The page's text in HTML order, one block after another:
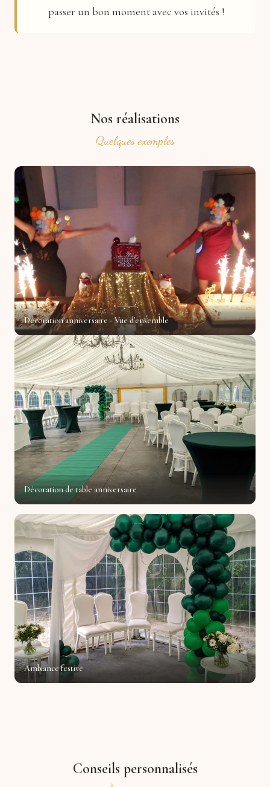
passer un bon moment avec vos invités !
Nos réalisations
Quelques exemples
Décoration anniversaire - Vue d'ensemble
Décoration de table anniversaire
Ambiance festive
Conseils personnalisés